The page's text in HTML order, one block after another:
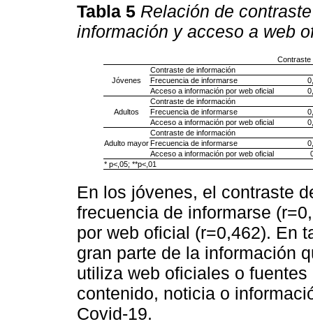
Tabla 5 Relación de
información y acceso a web
Contraste
Jóvenes
Contraste de información
Frecuencia de informarse
Acceso a información por web oficial
Adultos
Contraste de información
Frecuencia de informarse
Acceso a información por web oficial
Adulto mayor
Contraste de información
Frecuencia de informarse
Acceso a información por web oficial
* p<,05; **p<,01
En los jóvenes, el contraste
frecuencia de informarse
por web oficial (r=0,462). En
gran parte de la información
utiliza web oficiales o
contenido, noticia o
Covid-19.